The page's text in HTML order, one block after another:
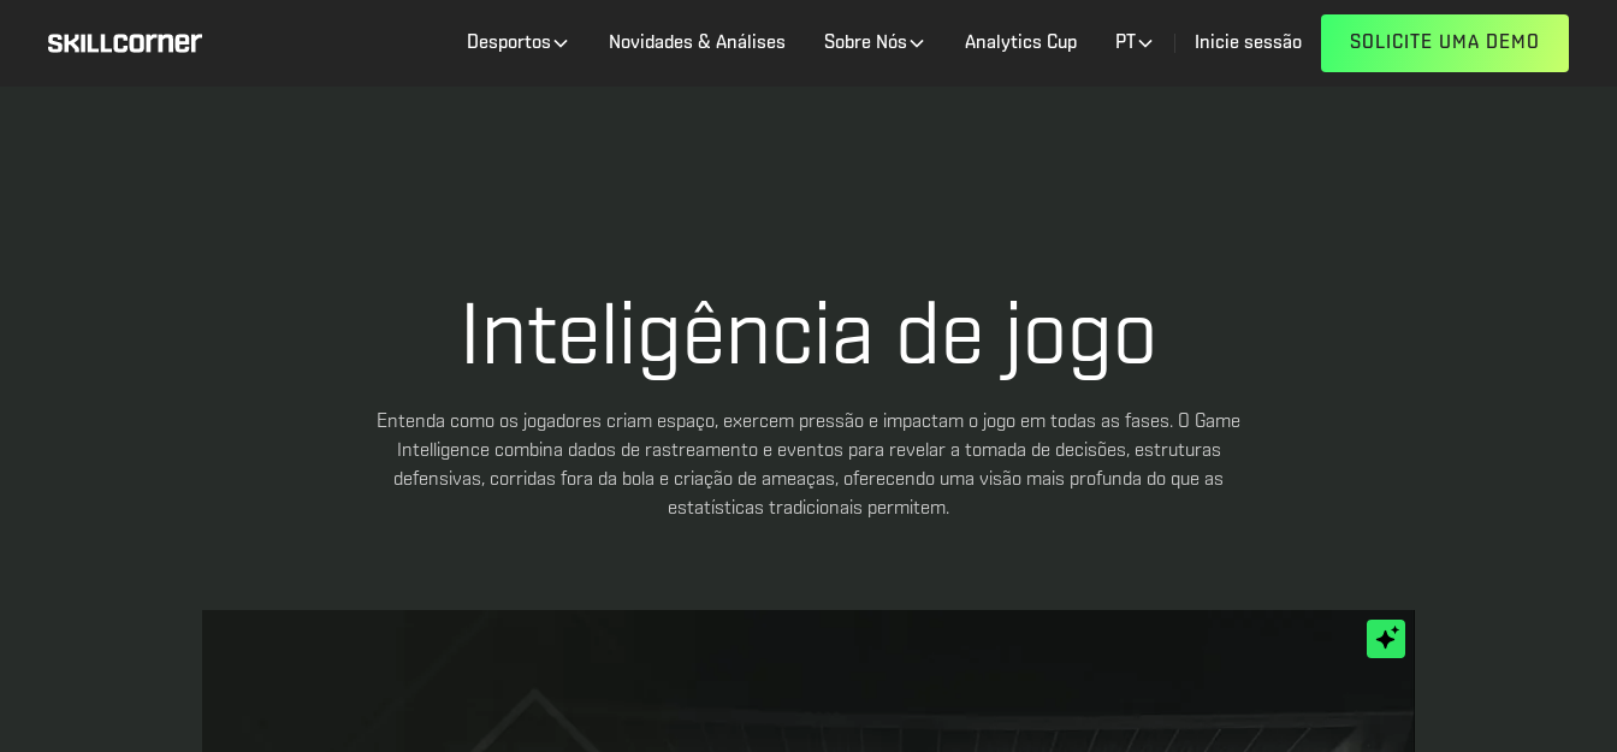
Desportos Novidades & Análises Sobre Nós Analytics Cup PT Inicie sessão SOLICITE UMA DEMO
Inteligência de jogo
Entenda como os jogadores criam espaço, exercem pressão e impactam o jogo em todas as fases. O Game
Intelligence combina dados de rastreamento e eventos para revelar a tomada de decisões, estruturas
defensivas, corridas fora da bola e criação de ameaças, oferecendo uma visão mais profunda do que as
estatísticas tradicionais permitem.